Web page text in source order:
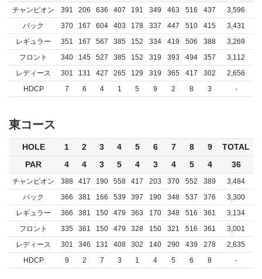
チャンピオン 391 206 636 407 191 349 463 516 437
3,596
バック
370 167 604 403 178 337 447 510 415
3,431
レギュラー
351 167 567 385 152 334 419 506 388
3,269
フロント
340 145 527 385 152 319 393 494 357
3,112
レディース
301 131 427 265 129 319 365 417 302
2,656
HDCP
7 6 4 1 5 9 2 8 3 -
東コース
HOLE 1 2 3 4 5 6 7 8 9
TOTAL
PAR
4 4 3 5 4 3 4 5 4 36
チャンピオン 388 417 190 558 417 203 370 552 389
3,484
バック
366 381 166 539 397 190 348 537 376
3,300
レギュラー
366 381 150 479 363 170 348 516 361
3,134
フロント
335 361 150 479 328 150 321 516 361
3,001
レディース
301 346 131 408 302 140 290 439 278
2,635
HDCP
9 2 7 3 1 4 5 6 8 -